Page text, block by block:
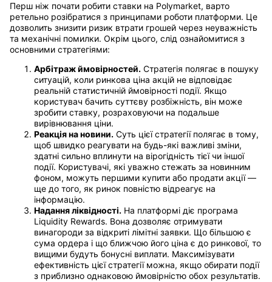
Перш ніж почати робити ставки на Polymarket, варто
ретельно розібратися з принципами роботи платформи. Це
дозволить знизити ризик втрати грошей через неуважність
та механічні помилки. Окрім цього, слід ознайомитися з
основними стратегіями:
Арбітраж ймовірностей. Стратегія полягає в пошуку
ситуацій, коли ринкова ціна акцій не відповідає
реальній статистичній ймовірності події. Якщо
користувач бачить суттєву розбіжність, він може
зробити ставку, розраховуючи на подальше
вирівнювання ціни.
Реакція на новини. Суть цієї стратегії полягає в тому,
щоб швидко реагувати на будь-які важливі зміни,
здатні сильно вплинути на вірогідність тієї чи іншої
події. Користувачі, які уважно стежать за новинним
фоном, можуть першими купити або продати акції —
ще до того, як ринок повністю відреагує на
інформацію.
Надання ліквідності. На платформі діє програма
Liquidity Rewards. Вона дозволяє отримувати
винагороди за відкриті лімітні заявки. Що більшою є
сума ордера і що ближчою його ціна є до ринкової, то
вищими будуть бонусні виплати. Максимізувати
ефективність цієї стратегії можна, якщо обирати події
з приблизно однаковою ймовірністю обох результатів.